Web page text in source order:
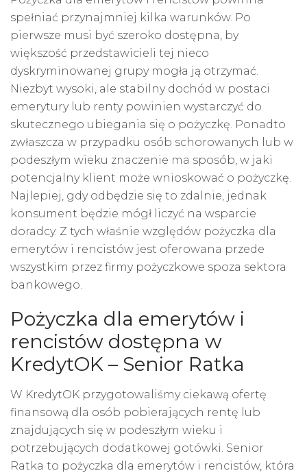
spełniać przynajmniej kilka warunków. Po
pierwsze musi być szeroko dostępna, by
większość przedstawicieli tej nieco
dyskryminowanej grupy mogła ją otrzymać.
Niezbyt wysoki, ale stabilny dochód w postaci
emerytury lub renty powinien wystarczyć do
skutecznego ubiegania się o pożyczkę. Ponadto
zwłaszcza w przypadku osób schorowanych lub w
podeszłym wieku znaczenie ma sposób, w jaki
potencjalny klient może wnioskować o pożyczkę.
Najlepiej, gdy odbędzie się to zdalnie, jednak
konsument będzie mógł liczyć na wsparcie
doradcy. Z tych właśnie względów pożyczka dla
emerytów i rencistów jest oferowana przede
wszystkim przez firmy pożyczkowe spoza sektora
bankowego.
Pożyczka dla emerytów i
rencistów dostępna w
KredytOK – Senior Ratka
W KredytOK przygotowaliśmy ciekawą ofertę
finansową dla osób pobierających rentę lub
znajdujących się w podeszłym wieku i
potrzebujących dodatkowej gotówki. Senior
Ratka to pożyczka dla emerytów i rencistów, która